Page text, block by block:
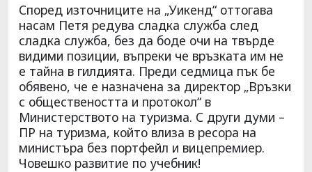
Според източниците на „Уикенд“ оттогава
насам Петя редува сладка служба след
сладка служба, без да боде очи на твърде
видими позиции, въпреки че връзката им не
е тайна в гилдията. Преди седмица пък бе
обявено, че е назначена за директор „Връзки
с обществеността и протокол“ в
Министерството на туризма. С други думи –
ПР на туризма, който влиза в ресора на
министъра без портфейл и вицепремиер.
Човешко развитие по учебник!